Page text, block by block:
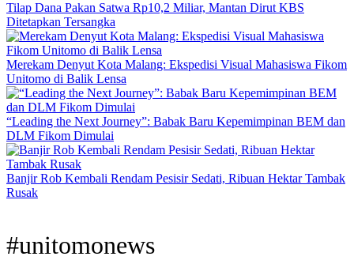
Tilap Dana Pakan Satwa Rp10,2 Miliar, Mantan Dirut KBS
Ditetapkan Tersangka
Merekam Denyut Kota Malang: Ekspedisi Visual Mahasiswa Fikom
Unitomo di Balik Lensa
“Leading the Next Journey”: Babak Baru Kepemimpinan BEM dan
DLM Fikom Dimulai
Banjir Rob Kembali Rendam Pesisir Sedati, Ribuan Hektar Tambak
Rusak
#unitomonews